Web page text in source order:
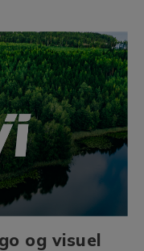
og visuel